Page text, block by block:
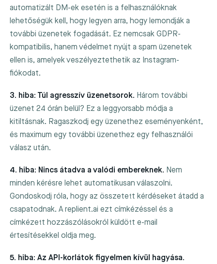
automatizált DM-ek esetén is a felhasználóknak
lehetőségük kell, hogy legyen arra, hogy lemondják a
további üzenetek fogadását. Ez nemcsak GDPR-
kompatibilis, hanem védelmet nyújt a spam üzenetek
ellen is, amelyek veszélyeztethetik az Instagram-
fiókodat.
3. hiba: Túl agresszív üzenetsorok. Három további
üzenet 24 órán belül? Ez a leggyorsabb módja a
kitiltásnak. Ragaszkodj egy üzenethez eseményenként,
és maximum egy további üzenethez egy felhasználói
válasz után.
4. hiba: Nincs átadva a valódi embereknek. Nem
minden kérésre lehet automatikusan válaszolni.
Gondoskodj róla, hogy az összetett kérdéseket átadd a
csapatodnak. A replient.ai ezt címkézéssel és a
címkézett hozzászólásokról küldött e-mail
értesítésekkel oldja meg.
5. hiba: Az API-korlátok figyelmen kívül hagyása.